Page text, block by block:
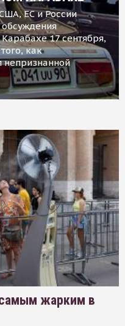
ЕС и России
обсуждения
17 сентября,
как
непризнанной
жарким в